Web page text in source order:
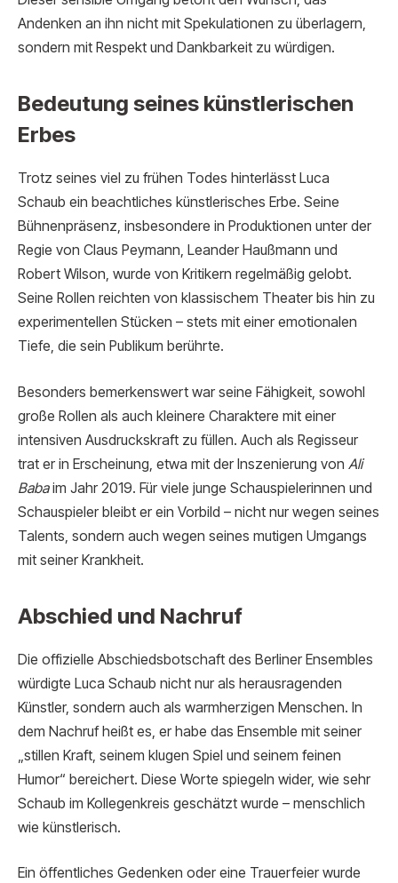
Andenken an ihn nicht mit Spekulationen zu überlagern,
sondern mit Respekt und Dankbarkeit zu würdigen.
Bedeutung seines künstlerischen
Erbes
Trotz seines viel zu frühen Todes hinterlässt Luca
Schaub ein beachtliches künstlerisches Erbe. Seine
Bühnenpräsenz, insbesondere in Produktionen unter der
Regie von Claus Peymann, Leander Haußmann und
Robert Wilson, wurde von Kritikern regelmäßig gelobt.
Seine Rollen reichten von klassischem Theater bis hin zu
experimentellen Stücken – stets mit einer emotionalen
Tiefe, die sein Publikum berührte.
Besonders bemerkenswert war seine Fähigkeit, sowohl
große Rollen als auch kleinere Charaktere mit einer
intensiven Ausdruckskraft zu füllen. Auch als Regisseur
trat er in Erscheinung, etwa mit der Inszenierung von Ali
Babaim Jahr 2019. Für viele junge Schauspielerinnen und
Schauspieler bleibt er ein Vorbild – nicht nur wegen seines
Talents, sondern auch wegen seines mutigen Umgangs
mit seiner Krankheit.
Abschied und Nachruf
Die offizielle Abschiedsbotschaft des Berliner Ensembles
würdigte Luca Schaub nicht nur als herausragenden
Künstler, sondern auch als warmherzigen Menschen. In
dem Nachruf heißt es, er habe das Ensemble mit seiner
„stillen Kraft, seinem klugen Spiel und seinem feinen
Humor“ bereichert. Diese Worte spiegeln wider, wie sehr
Schaub im Kollegenkreis geschätzt wurde – menschlich
wie künstlerisch.
Ein öffentliches Gedenken oder eine Trauerfeier wurde